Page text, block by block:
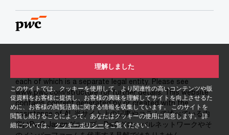
このサイトでは、クッキーを使用して、より関連性の高いコンテンツや販
促資料をお客様に提供し、お客様の興味を理解してサイトを向上させるた
めに、お客様の閲覧活動に関する情報を収集しています。 このサイトを
閲覧し続けることによって、あなたはクッキーの使用に同意します。 詳
細については、クッキーポリシーをご覧ください。
理解しました
PwC network and/or one or more of its member firms,
each of which is a separate legal entity. Please see
www.pwc.com/structure for further details. This website
contains content generated by or created with the
assistance of AI. 当サイト上の記事やコラムで述べている内
容はPwC Japanグループ、PwCグローバルネットワークやそ